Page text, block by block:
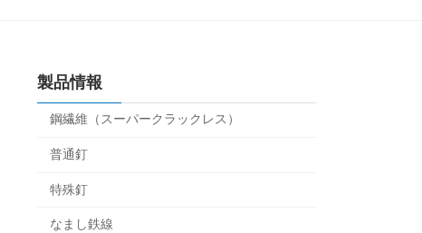
製品情報
鋼繊維（スーパークラックレス）
普通釘
特殊釘
なまし鉄線